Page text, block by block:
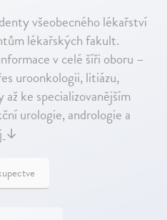
všeobecného lékařství
lékařských fakult.
v celé šíři oboru –
uroonkologii, litiázu,
ke specializovanějším
urologie, andrologie a
↓